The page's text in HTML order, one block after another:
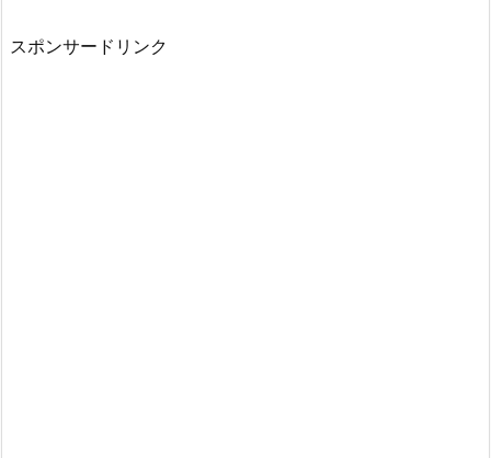
スポンサードリンク